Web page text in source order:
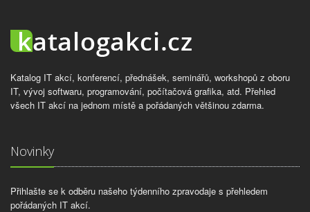
Katalog IT akcí, konferencí, přednášek, seminářů, workshopů z oboru
IT, vývoj softwaru, programování, počítačová grafika, atd. Přehled
všech IT akcí na jednom místě a pořádaných většinou zdarma.
Novinky
Přihlašte se k odběru našeho týdenního zpravodaje s přehledem
pořádaných IT akcí.